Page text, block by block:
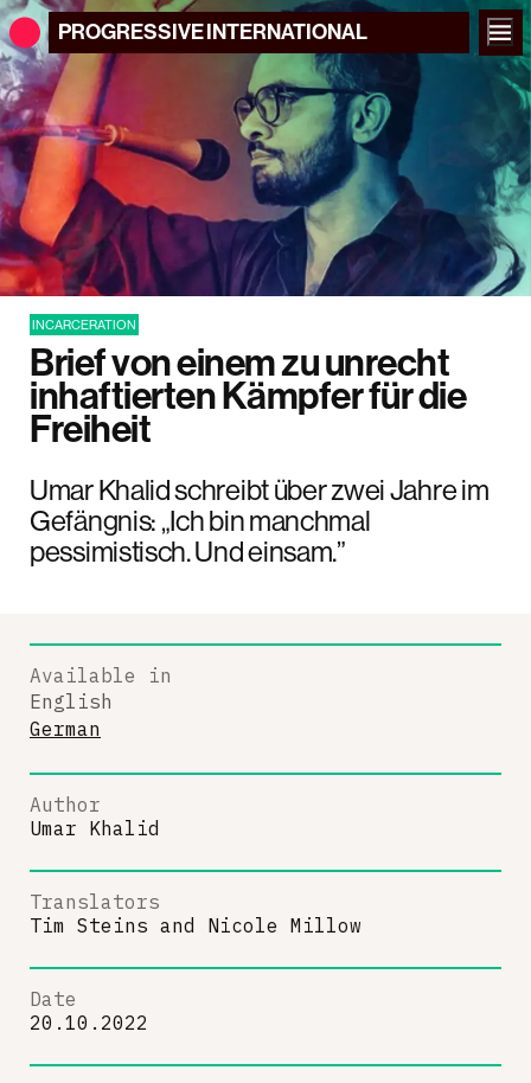
PROGRESSIVEINTERNATIONAL
INCARCERATION
Brief von einem zu unrecht
inhaftierten Kämpfer für die
Freiheit
Umar Khalid schreibt über zwei Jahre im
Gefängnis: „Ich bin manchmal
pessimistisch. Und einsam.”
Available in
English
German
Author
Umar Khalid
Translators
Tim Steins and Nicole Millow
Date
20.10.2022